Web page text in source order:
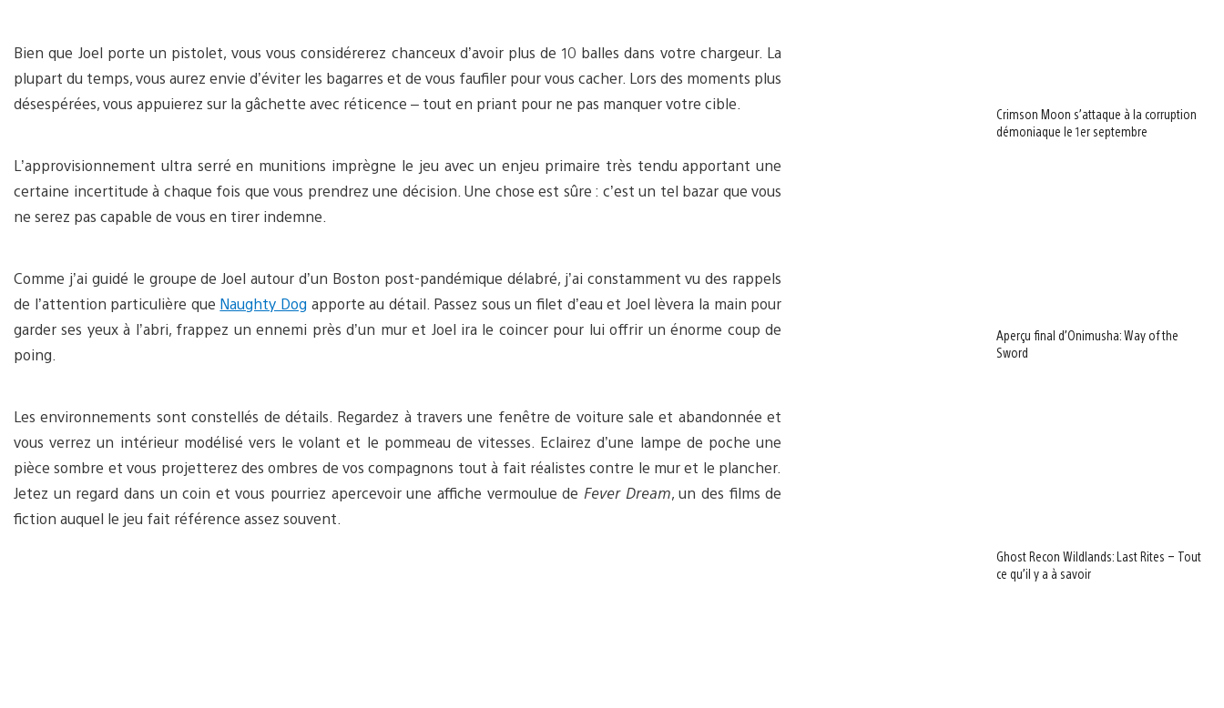
Bien que Joel porte un pistolet, vous vous considérerez chanceux d’avoir plus de 10 balles dans votre chargeur. La
plupart du temps, vous aurez envie d’éviter les bagarres et de vous faufiler pour vous cacher. Lors des moments plus
désespérées, vous appuierez sur la gâchette avec réticence – tout en priant pour ne pas manquer votre cible.
L’approvisionnement ultra serré en munitions imprègne le jeu avec un enjeu primaire très tendu apportant une
certaine incertitude à chaque fois que vous prendrez une décision. Une chose est sûre : c’est un tel bazar que vous
ne serez pas capable de vous en tirer indemne.
Comme j’ai guidé le groupe de Joel autour d’un Boston post-pandémique délabré, j’ai constamment vu des rappels
de l’attention particulière que Naughty Dog apporte au détail. Passez sous un filet d’eau et Joel lèvera la main pour
garder ses yeux à l’abri, frappez un ennemi près d’un mur et Joel ira le coincer pour lui offrir un énorme coup de
poing.
Les environnements sont constellés de détails. Regardez à travers une fenêtre de voiture sale et abandonnée et
vous verrez un intérieur modélisé vers le volant et le pommeau de vitesses. Eclairez d’une lampe de poche une
pièce sombre et vous projetterez des ombres de vos compagnons tout à fait réalistes contre le mur et le plancher.
Jetez un regard dans un coin et vous pourriez apercevoir une affiche vermoulue de Fever Dream, un des films de
fiction auquel le jeu fait référence assez souvent.
Crimson Moon s’attaque à la corruption
démoniaque le 1er septembre
Aperçu final d’Onimusha: Way of the
Sword
Ghost Recon Wildlands: Last Rites – Tout
ce qu’il y a à savoir